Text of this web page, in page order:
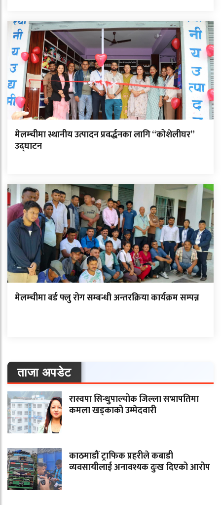
मेलम्चीमा स्थानीय उत्पादन प्रवर्द्धनका लागि “कोशेलीघर”
उद्घाटन
मेलम्चीमा बर्ड फ्लु रोग सम्बन्धी अन्तरक्रिया कार्यक्रम सम्पन्न
ताजा अपडेट
रास्वपा सिन्धुपाल्चोक जिल्ला सभापतिमा
कमला खड्काको उम्मेदवारी
काठमाडौं ट्राफिक प्रहरीले कबाडी
व्यवसायीलाई अनावश्यक दुःख दिएको आरोप